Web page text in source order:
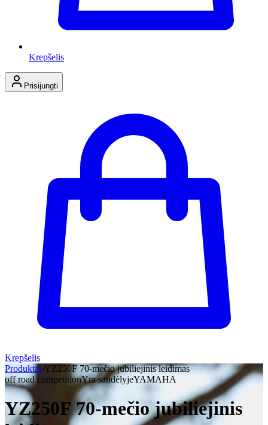
Krepšelis
Prisijungti
Krepšelis
Produktai›YZ250F 70-mečio jubiliejinis leidimas
off road competitionYra sandėlyjeYAMAHA
YZ250F 70-mečio jubiliejinis